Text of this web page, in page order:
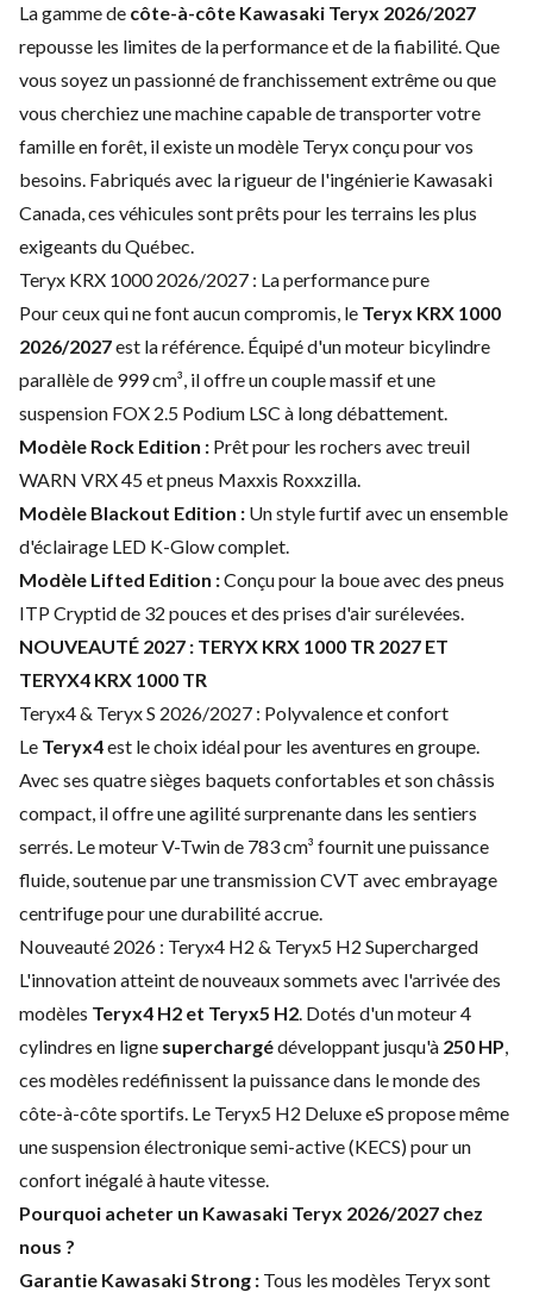
La gamme de côte-à-côte Kawasaki Teryx 2026/2027
repousse les limites de la performance et de la fiabilité. Que
vous soyez un passionné de franchissement extrême ou que
vous cherchiez une machine capable de transporter votre
famille en forêt, il existe un modèle Teryx conçu pour vos
besoins. Fabriqués avec la rigueur de l'ingénierie Kawasaki
Canada, ces véhicules sont prêts pour les terrains les plus
exigeants du Québec.
Teryx KRX 1000 2026/2027 : La performance pure
Pour ceux qui ne font aucun compromis, le Teryx KRX 1000
2026/2027est la référence. Équipé d'un moteur bicylindre
parallèle de 999 cm³, il offre un couple massif et une
suspension FOX 2.5 Podium LSC à long débattement.
Modèle Rock Edition : Prêt pour les rochers avec treuil
WARN VRX 45 et pneus Maxxis Roxxzilla.
Modèle Blackout Edition : Un style furtif avec un ensemble
d'éclairage LED K-Glow complet.
Modèle Lifted Edition :Conçu pour la boue avec des pneus
ITP Cryptid de 32 pouces et des prises d'air surélevées.
NOUVEAUTÉ 2027 : TERYX KRX 1000 TR 2027 ET
TERYX4 KRX 1000 TR
Teryx4 & Teryx S 2026/2027 : Polyvalence et confort
Le Teryx4est le choix idéal pour les aventures en groupe.
Avec ses quatre sièges baquets confortables et son châssis
compact, il offre une agilité surprenante dans les sentiers
serrés. Le moteur V-Twin de 783 cm³ fournit une puissance
fluide, soutenue par une transmission CVT avec embrayage
centrifuge pour une durabilité accrue.
Nouveauté 2026 : Teryx4 H2 & Teryx5 H2 Supercharged
L'innovation atteint de nouveaux sommets avec l'arrivée des
modèles Teryx4 H2 et Teryx5 H2. Dotés d'un moteur 4
cylindres en ligne superchargédéveloppant jusqu'à 250 HP,
ces modèles redéfinissent la puissance dans le monde des
côte-à-côte sportifs. Le Teryx5 H2 Deluxe eS propose même
une suspension électronique semi-active (KECS) pour un
confort inégalé à haute vitesse.
Pourquoi acheter un Kawasaki Teryx 2026/2027 chez
nous ?
Garantie Kawasaki Strong : Tous les modèles Teryx sont